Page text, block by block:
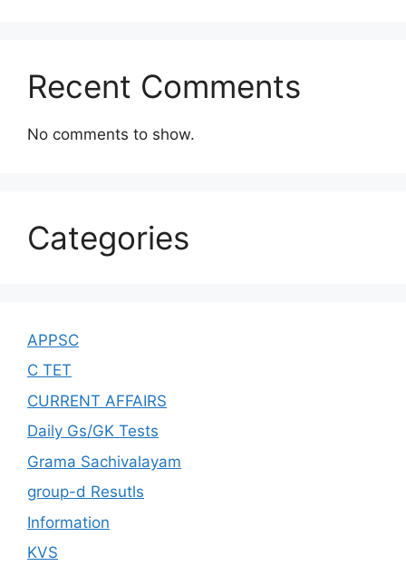
Recent Comments
No comments to show.
Categories
APPSC
C TET
CURRENT AFFAIRS
Daily Gs/GK Tests
Grama Sachivalayam
group-d Resutls
Information
KVS